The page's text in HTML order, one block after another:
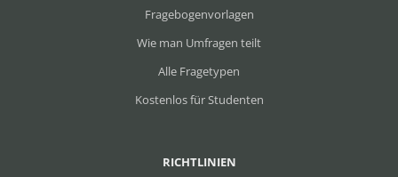
RICHTLINIEN
Fragebogenvorlagen
Wie man Umfragen teilt
Alle Fragetypen
Kostenlos für Studenten